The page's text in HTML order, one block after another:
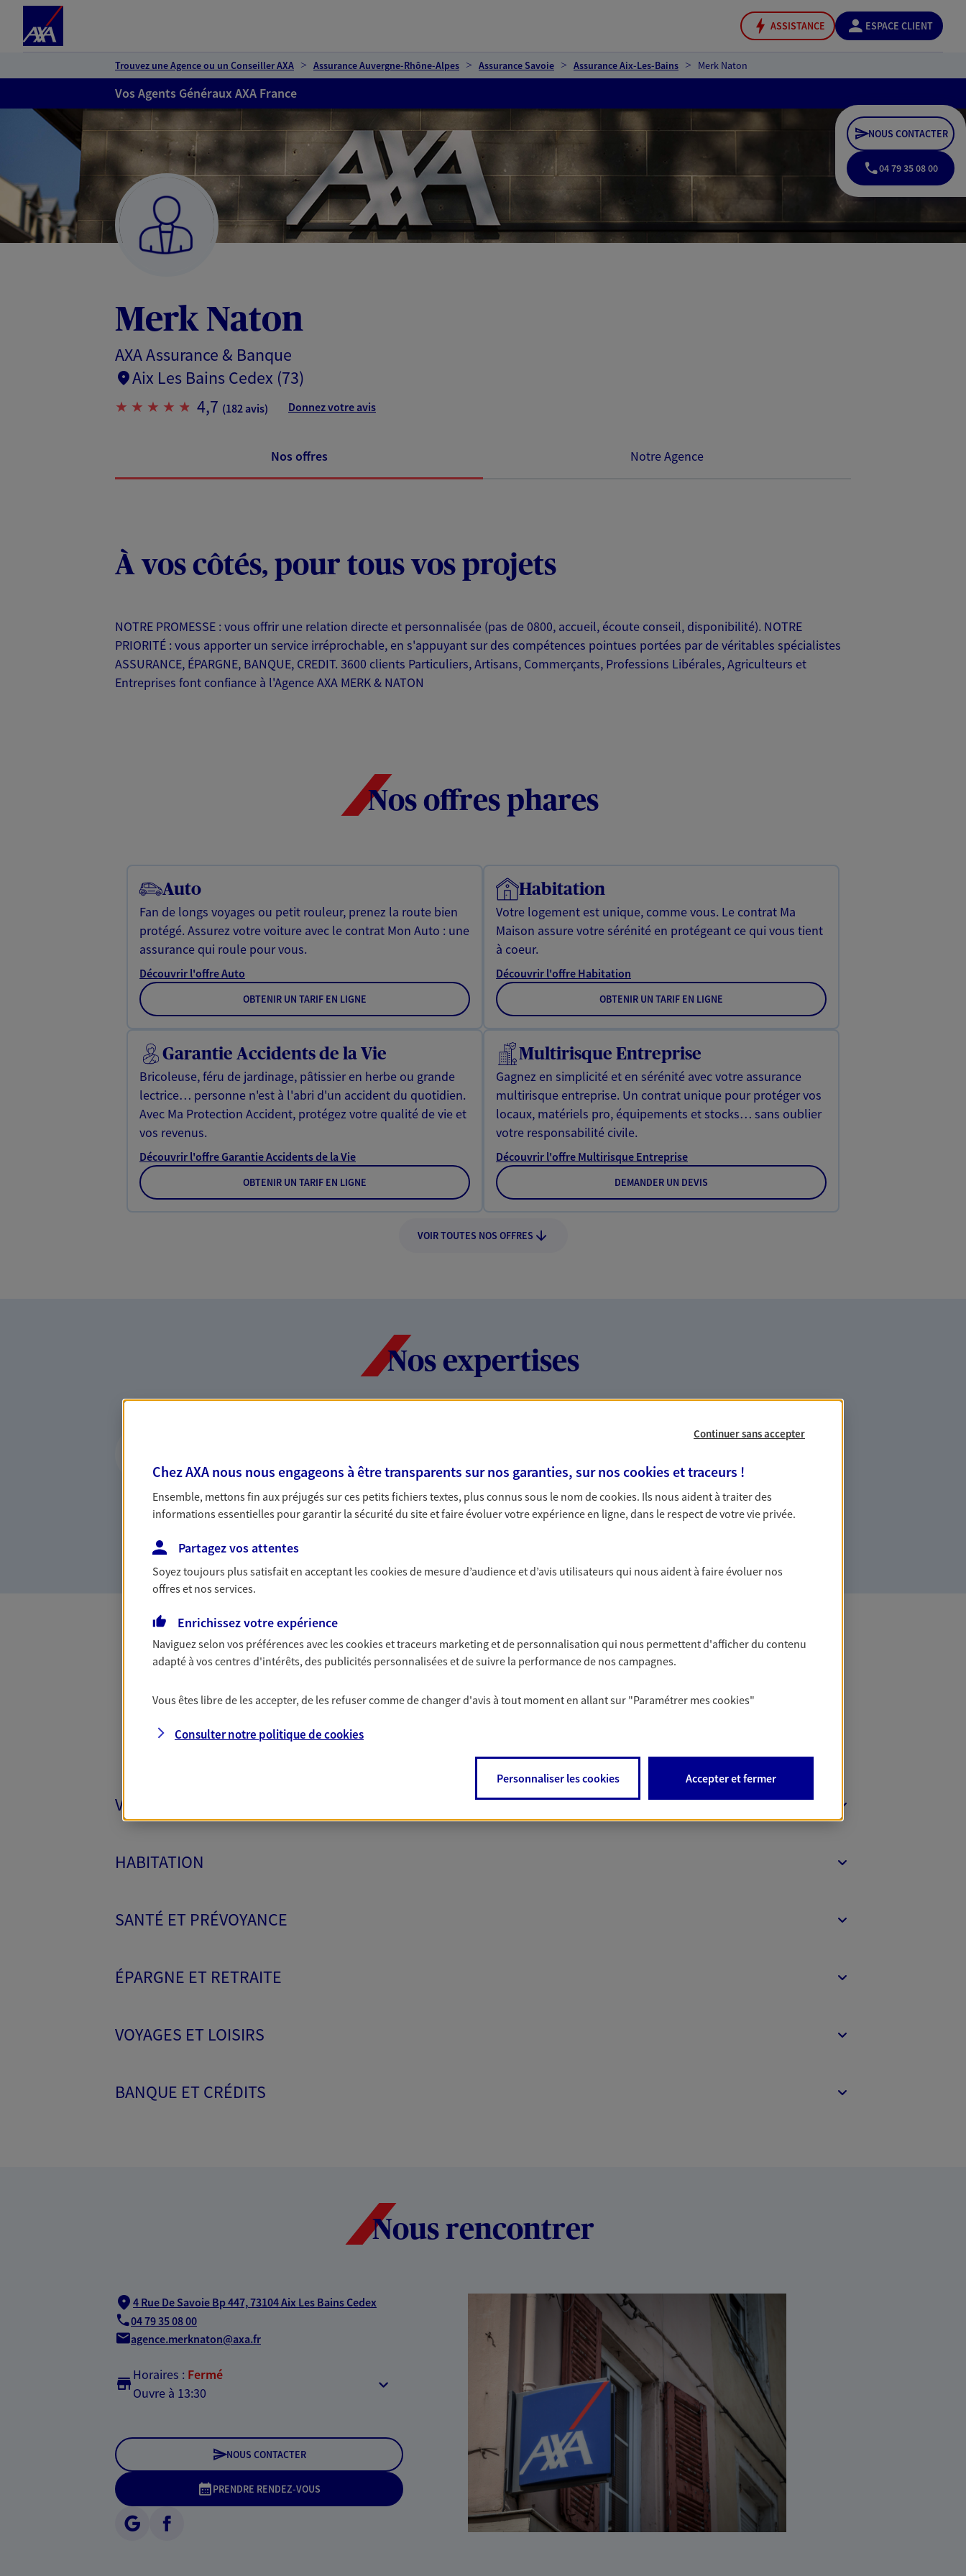
ASSISTANCE ESPACE CLIENT
Trouvez une Agence ou un Conseiller AXA Assurance Auvergne-Rhône-Alpes Assurance Savoie Assurance Aix-Les-Bains Merk Naton
Vos Agents Généraux AXA France
Merk Naton
AXA Assurance & Banque
Aix Les Bains Cedex (73)
4,7 (182 avis) Donnez votre avis
NOUS CONTACTER
04 79 35 08 00
Nos offres Notre Agence
À vos côtés, pour tous vos projets
NOTRE PROMESSE : vous offrir une relation directe et personnalisée (pas de 0800, accueil, écoute conseil, disponibilité). NOTRE
PRIORITÉ : vous apporter un service irréprochable, en s'appuyant sur des compétences pointues portées par de véritables spécialistes
ASSURANCE, ÉPARGNE, BANQUE, CREDIT. 3600 clients Particuliers, Artisans, Commerçants, Professions Libérales, Agriculteurs et
Entreprises font confiance à l'Agence AXA MERK & NATON
Nos offres phares
Auto
Fan de longs voyages ou petit rouleur, prenez la route bien
protégé. Assurez votre voiture avec le contrat Mon Auto : une
assurance qui roule pour vous.
Découvrir l'offre Auto
OBTENIR UN TARIF EN LIGNE
Habitation
Votre logement est unique, comme vous. Le contrat Ma
Maison assure votre sérénité en protégeant ce qui vous tient
à coeur.
Découvrir l'offre Habitation
OBTENIR UN TARIF EN LIGNE
Garantie Accidents de la Vie
Bricoleuse, féru de jardinage, pâtissier en herbe ou grande
lectrice… personne n'est à l'abri d'un accident du quotidien.
Avec Ma Protection Accident, protégez votre qualité de vie et
vos revenus.
Découvrir l'offre Garantie Accidents de la Vie
OBTENIR UN TARIF EN LIGNE
Multirisque Entreprise
Gagnez en simplicité et en sérénité avec votre assurance
multirisque entreprise. Un contrat unique pour protéger vos
locaux, matériels pro, équipements et stocks… sans oublier
votre responsabilité civile.
Découvrir l'offre Multirisque Entreprise
DEMANDER UN DEVIS
VOIR TOUTES NOS OFFRES
Nos expertises
votre vie, c'est ainsi que nous concevons notre métier : dans
la confiance et la proximité. C'est en apprenant à vous
Accompagner les professionnels et les
bâtissons ensemble des solutions cohérentes pour protéger
votre activité, vos collaborateurs... mais aussi vous-même et
Toutes nos offres Assurance & Banque
VÉHICULES
HABITATION
SANTÉ ET PRÉVOYANCE
ÉPARGNE ET RETRAITE
VOYAGES ET LOISIRS
BANQUE ET CRÉDITS
Nous rencontrer
4 Rue De Savoie Bp 447,73104 Aix Les Bains Cedex
04 79 35 08 00
agence.merknaton@axa.fr
Horaires : Fermé
Ouvre à 13:30
NOUS CONTACTER
PRENDRE RENDEZ-VOUS
Continuer sans accepter
Chez AXA nous nous engageons à être transparents sur nos garanties, sur nos cookies et traceurs !
Ensemble, mettons fin aux préjugés sur ces petits fichiers textes, plus connus sous le nom decookies. Ils nous aident à traiter des
informations essentielles pour garantir la sécurité du site et faire évoluer votre expérience en ligne, dans le respect de votre vie privée.
Partagez vos attentes
Soyez toujours plus satisfait en acceptant lescookiesde mesure d’audience et d’avis utilisateurs qui nous aident à faire évoluer nos
offres et nos services.
Enrichissez votre expérience
Naviguez selon vos préférences avec lescookies et traceurs marketing et de personnalisation qui nous permettent d'afficher du contenu
adapté à vos centres d'intérêts, des publicités personnalisées et de suivre la performance de nos campagnes.
Vous êtes libre de les accepter, de les refuser comme de changer d'avis à tout moment en allant sur "Paramétrer mescookies"
Consulter notre politique decookies
Personnaliser les cookies Accepter et fermer